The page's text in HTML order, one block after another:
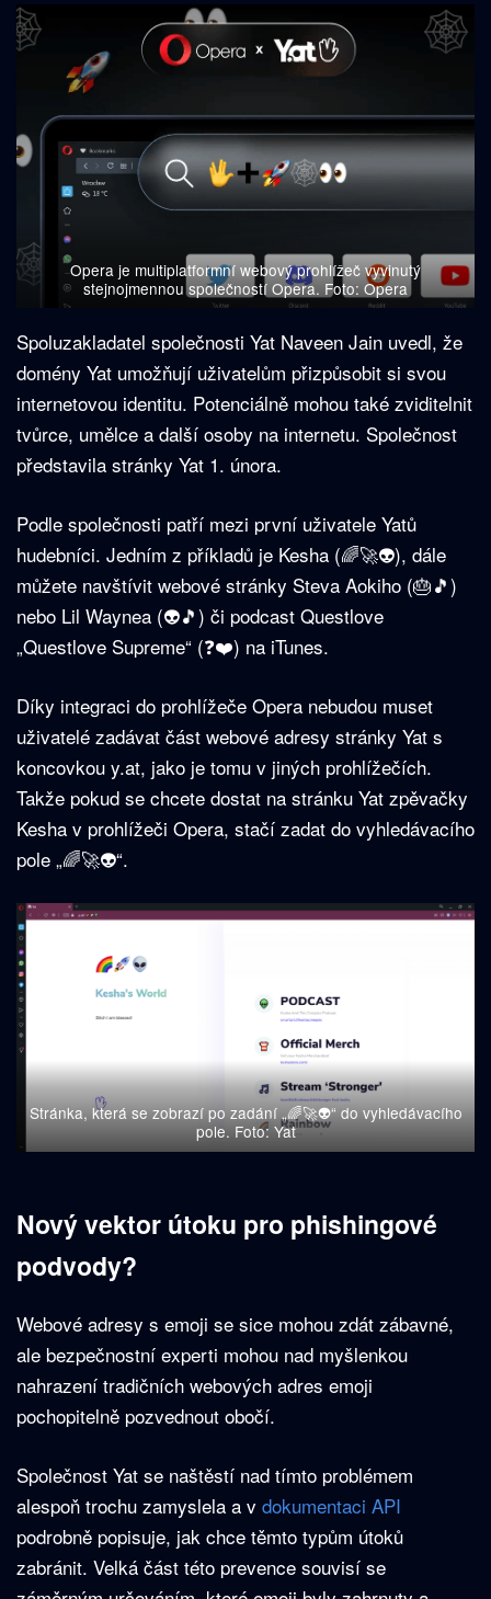
Opera je multiplatformní webový prohlížeč vyvinutý
stejnojmennou společností Opera. Foto: Opera
Spoluzakladatel společnosti Yat Naveen Jain uvedl, že
domény Yat umožňují uživatelům přizpůsobit si svou
internetovou identitu. Potenciálně mohou také zviditelnit
tvůrce, umělce a další osoby na internetu. Společnost
představila stránky Yat 1. února.
Podle společnosti patří mezi první uživatele Yatů
hudebníci. Jedním z příkladů je Kesha (🌈🚀👽), dále
můžete navštívit webové stránky Steva Aokiho (🎂🎵)
nebo Lil Waynea (👽🎵) či podcast Questlove
„Questlove Supreme“ (❓❤️) na iTunes.
Díky integraci do prohlížeče Opera nebudou muset
uživatelé zadávat část webové adresy stránky Yat s
koncovkou y.at, jako je tomu v jiných prohlížečích.
Takže pokud se chcete dostat na stránku Yat zpěvačky
Kesha v prohlížeči Opera, stačí zadat do vyhledávacího
pole „🌈🚀👽“.
Stránka, která se zobrazí po zadání „🌈🚀👽“ do vyhledávacího
pole. Foto: Yat
Nový vektor útoku pro phishingové
podvody?
Webové adresy s emoji se sice mohou zdát zábavné,
ale bezpečnostní experti mohou nad myšlenkou
nahrazení tradičních webových adres emoji
pochopitelně pozvednout obočí.
Společnost Yat se naštěstí nad tímto problémem
alespoň trochu zamyslela a v dokumentaci API
podrobně popisuje, jak chce těmto typům útoků
zabránit. Velká část této prevence souvisí se